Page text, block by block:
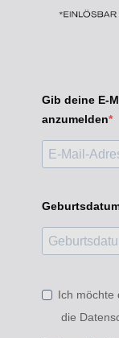
Gib deine E-
anzumelden
Ich möchte
die